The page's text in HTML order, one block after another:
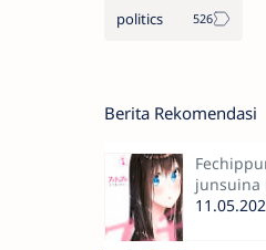
politics
Berita Rekomendasi
junsuina